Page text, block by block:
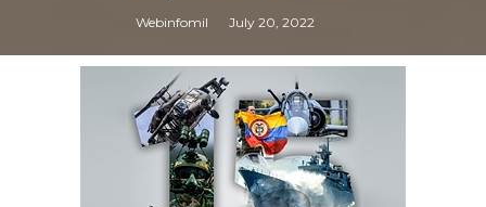
Webinfomil July 20, 2022